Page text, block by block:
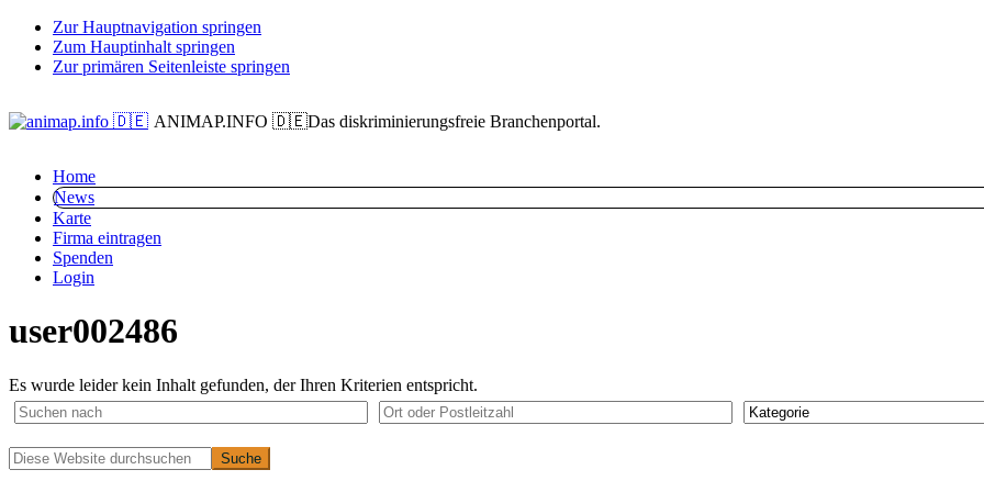
Zur Hauptnavigation springen
Zum Hauptinhalt springen
Zur primären Seitenleiste springen
ANIMAP.INFO 🇩🇪Das diskriminierungsfreie Branchenportal.
Home
News
Karte
Firma eintragen
Spenden
Login
user002486
Es wurde leider kein Inhalt gefunden, der Ihren Kriterien entspricht.
Primäre
Diese
Website